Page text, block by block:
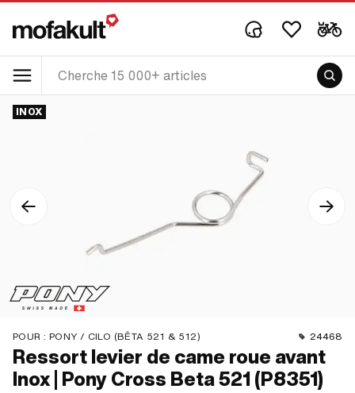
INOX
POUR : PONY / CILO (BÊTA 521 & 512) 24468
Ressort levier de came roue avant
Inox | Pony Cross Beta 521 (P8351)